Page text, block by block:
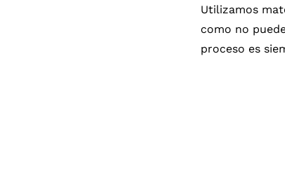
Utilizamos
como no
proceso es